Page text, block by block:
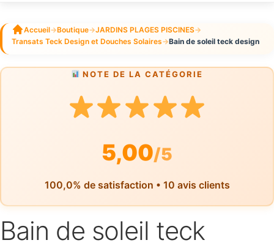
Accueil→Boutique→JARDINS PLAGES PISCINES→
Transats Teck Design et Douches Solaires→Bain de soleil teck design
NOTE DE LA CATÉGORIE
5,00/5
100,0% de satisfaction • 10 avis clients
Bain de soleil teck